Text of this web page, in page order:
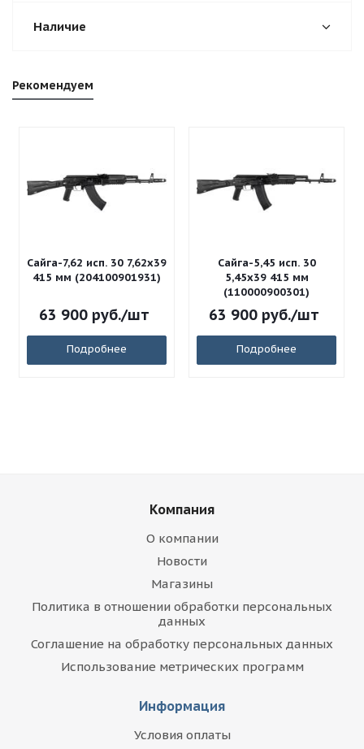
Наличие
Рекомендуем
Сайга-7,62 исп. 30 7,62x39
415 мм (204100901931)
63 900руб./шт
Подробнее
Сайга-5,45 исп. 30
5,45x39 415 мм
(110000900301)
63 900руб./шт
Подробнее
Компания
О компании
Новости
Магазины
Политика в отношении обработки персональных
данных
Соглашение на обработку персональных данных
Использование метрических программ
Информация
Условия оплаты